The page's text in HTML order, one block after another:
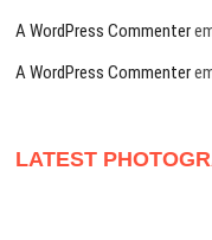
A WordPress Commenter
A WordPress Commenter
LATEST